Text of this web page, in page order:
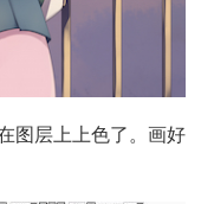
图层上上色了。画好